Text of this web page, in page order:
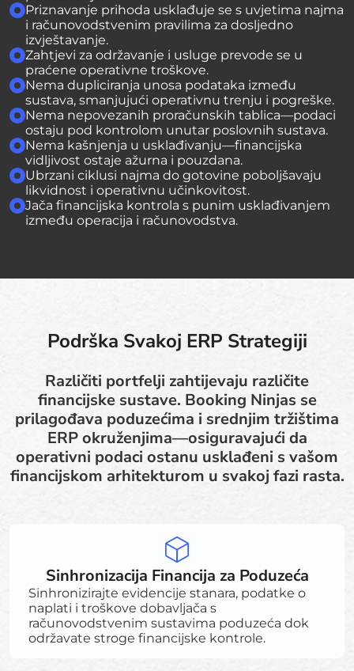
Priznavanje prihoda usklađuje se s uvjetima najma
i računovodstvenim pravilima za dosljedno
izvještavanje.
Zahtjevi za održavanje i usluge prevode se u
praćene operativne troškove.
Nema dupliciranja unosa podataka između
sustava, smanjujući operativnu trenju i pogreške.
Nema nepovezanih proračunskih tablica—podaci
ostaju pod kontrolom unutar poslovnih sustava.
Nema kašnjenja u usklađivanju—financijska
vidljivost ostaje ažurna i pouzdana.
Ubrzani ciklusi najma do gotovine poboljšavaju
likvidnost i operativnu učinkovitost.
Jača financijska kontrola s punim usklađivanjem
između operacija i računovodstva.
Podrška Svakoj ERP Strategiji
Različiti portfelji zahtijevaju različite
financijske sustave. Booking Ninjas se
prilagođava poduzećima i srednjim tržištima
ERP okruženjima—osiguravajući da
operativni podaci ostanu usklađeni s vašom
financijskom arhitekturom u svakoj fazi rasta.
Sinhronizacija Financija za Poduzeća
Sinhronizirajte evidencije stanara, podatke o
naplati i troškove dobavljača s
računovodstvenim sustavima poduzeća dok
održavate stroge financijske kontrole.